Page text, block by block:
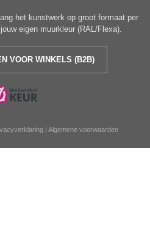
het kunstwerk op groot formaat per
eigen muurkleur (RAL/Flexa).
VOOR WINKELS (B2B)
| Algemene voorwaarden